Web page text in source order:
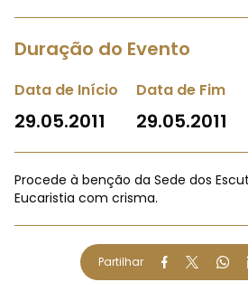
Duração do Evento
Data de Início
29.05.2011
Data de Fim
29.05.2011
Procede à benção da Sede dos
Eucaristia com crisma.
Partilhar